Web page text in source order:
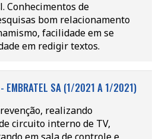
Conhecimentos de
bom relacionamento
facilidade em se
em redigir textos.
- EMBRATEL SA (1/2021 A 1/2021)
realizando
circuito interno de TV,